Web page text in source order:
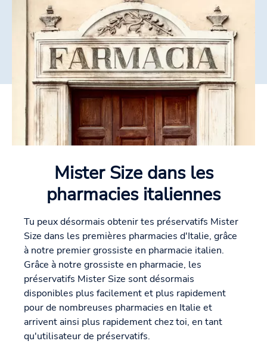
Mister Size dans les
pharmacies italiennes
Tu peux désormais obtenir tes préservatifs Mister
Size dans les premières pharmacies d'Italie, grâce
à notre premier grossiste en pharmacie italien.
Grâce à notre grossiste en pharmacie, les
préservatifs Mister Size sont désormais
disponibles plus facilement et plus rapidement
pour de nombreuses pharmacies en Italie et
arrivent ainsi plus rapidement chez toi, en tant
qu'utilisateur de préservatifs.